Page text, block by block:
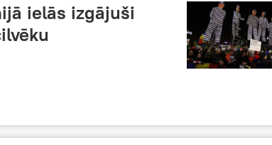
ielās izgājuši